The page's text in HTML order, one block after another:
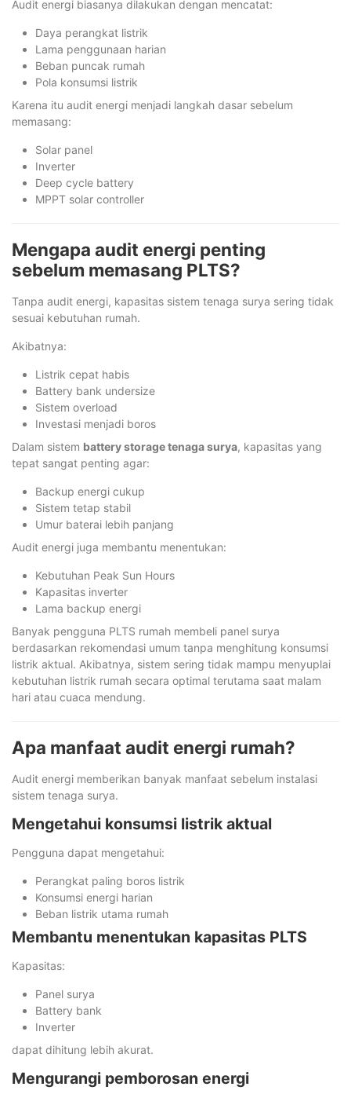
Audit energi biasanya dilakukan dengan mencatat:
Daya perangkat listrik
Lama penggunaan harian
Beban puncak rumah
Pola konsumsi listrik
Karena itu audit energi menjadi langkah dasar sebelum
memasang:
Solar panel
Inverter
Deep cycle battery
MPPT solar controller
Mengapa audit energi penting
sebelum memasang PLTS?
Tanpa audit energi, kapasitas sistem tenaga surya sering tidak
sesuai kebutuhan rumah.
Akibatnya:
Listrik cepat habis
Battery bank undersize
Sistem overload
Investasi menjadi boros
Dalam sistem battery storage tenaga surya, kapasitas yang
tepat sangat penting agar:
Backup energi cukup
Sistem tetap stabil
Umur baterai lebih panjang
Audit energi juga membantu menentukan:
Kebutuhan Peak Sun Hours
Kapasitas inverter
Lama backup energi
Banyak pengguna PLTS rumah membeli panel surya
berdasarkan rekomendasi umum tanpa menghitung konsumsi
listrik aktual. Akibatnya, sistem sering tidak mampu menyuplai
kebutuhan listrik rumah secara optimal terutama saat malam
hari atau cuaca mendung.
Apa manfaat audit energi rumah?
Audit energi memberikan banyak manfaat sebelum instalasi
sistem tenaga surya.
Mengetahui konsumsi listrik aktual
Pengguna dapat mengetahui:
Perangkat paling boros listrik
Konsumsi energi harian
Beban listrik utama rumah
Membantu menentukan kapasitas PLTS
Kapasitas:
Panel surya
Battery bank
Inverter
dapat dihitung lebih akurat.
Mengurangi pemborosan energi